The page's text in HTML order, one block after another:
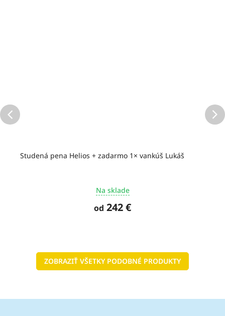
Studená pena Helios + zadarmo 1× vankúš Lukáš
Na sklade
od 242 €
ZOBRAZIŤ VŠETKY PODOBNÉ PRODUKTY
Z